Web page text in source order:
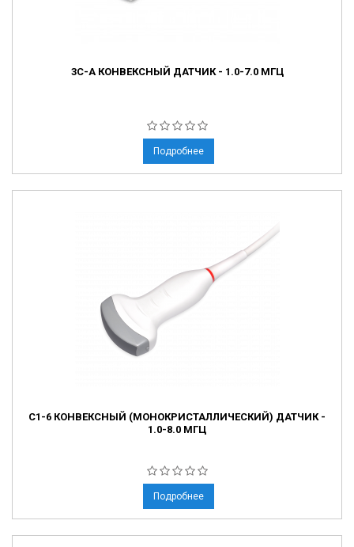
3C-A КОНВЕКСНЫЙ ДАТЧИК - 1.0-7.0 МГЦ
Подробнее
C1-6 КОНВЕКСНЫЙ (МОНОКРИСТАЛЛИЧЕСКИЙ) ДАТЧИК -
1.0-8.0 МГЦ
Подробнее